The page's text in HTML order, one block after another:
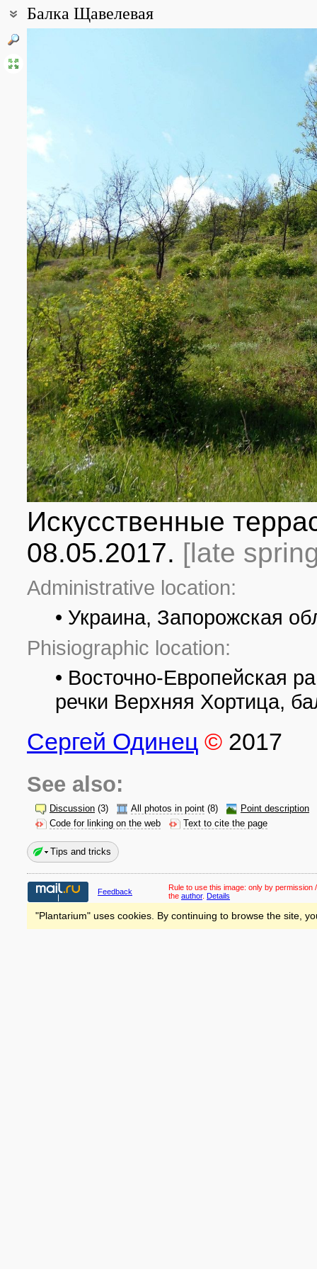
Балка Щавелевая
Зажатая со всех сторон жилыми массивами балка Щавелевая
расположенных в правобережной части Запорожья, и
Почва в основном глинистая. По северному склону имеются
Дно балки, по которому протекает ручей, поросло деревьями и
насаженными. В пользу этого свидетельствует то, что в
другие виды, плоды которых используются в пищу, а также то,
поросли разнообразной травянистой и кустарниковой
С севера на юг балку пересекает железная дорога.
Местными жителями балка используется для отдыха и для
All photos(8) Photos of plants & lichens(143)
Искусственные
08.05.2017. [late
Administrative location:
• Украина, Запорожская
Phisiographic location:
• Восточно-Европейская
речки Верхняя Хортица,
Сергей Одинец © 2017
See also:
Discussion (3) All photos in point (8)
Point description
Code for linking on the web
Text to cite the page
Tips and tricks
Feedback Rule to use this image: only by permission
the author. Details
"Plantarium" uses cookies. By continuing to browse the site,